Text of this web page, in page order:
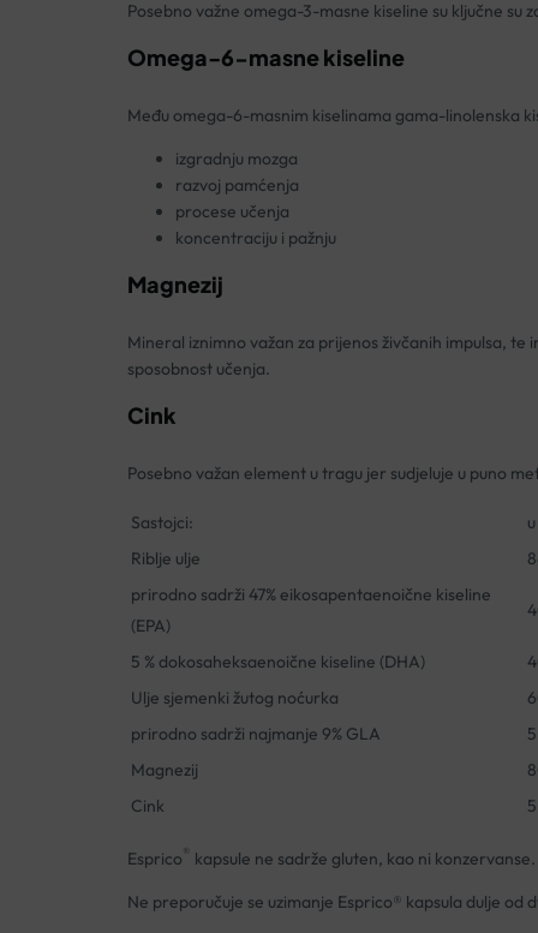
Posebno važne omega-3-masne kiseline su ključne
Omega-6-masne kiseline
Među omega-6-masnim kiselinama gama-linolenska
izgradnju mozga
razvoj pamćenja
procese učenja
koncentraciju i pažnju
Magnezij
Mineral iznimno važan za prijenos živčanih impulsa,
sposobnost učenja.
Cink
Posebno važan element u tragu jer sudjeluje u puno
Sastojci:
Riblje ulje
prirodno sadrži 47% eikosapentaenoične kiseline
(EPA)
5 % dokosaheksaenoične kiseline (DHA)
Ulje sjemenki žutog noćurka
prirodno sadrži najmanje 9% GLA
Magnezij
Cink
Esprico ® kapsule ne sadrže gluten, kao ni konzervanse.
Ne preporučuje se uzimanje Esprico® kapsula dulje od